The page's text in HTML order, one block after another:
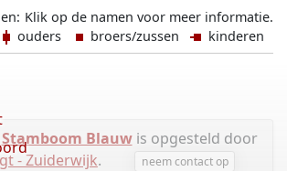
Klik op de namen voor meer informatie.
ouders broers/zussen kinderen
Stamboom Blauwis opgesteld door
- Zuiderwijk. neem contact op